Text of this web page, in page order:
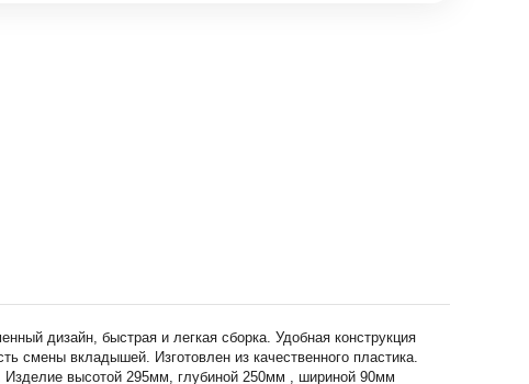
дизайн, быстрая и легкая сборка. Удобная конструкция
смены вкладышей. Изготовлен из качественного пластика.
Изделие высотой 295мм, глубиной 250мм , шириной 90мм